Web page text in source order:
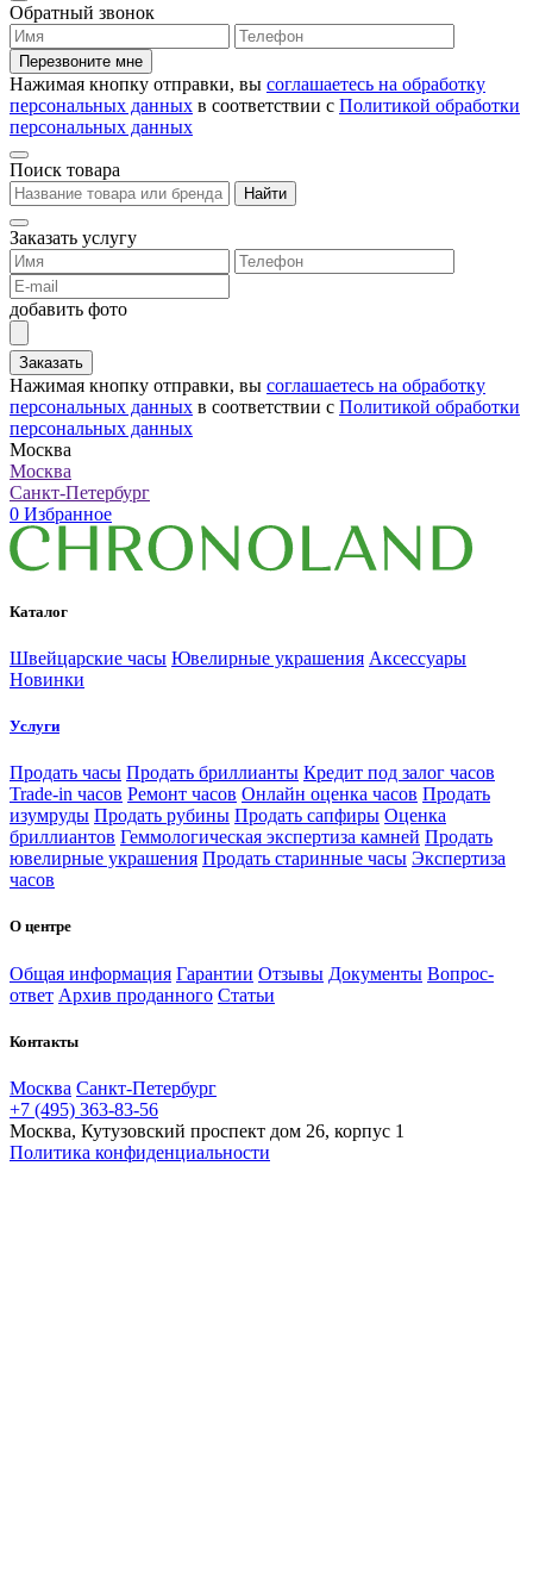
Обратный звонок
Перезвоните мне
Нажимая кнопку отправки, вы соглашаетесь на обработку
персональных данных в соответствии с Политикой обработки
персональных данных
Поиск товара
Найти
Заказать услугу
добавить фото
Заказать
Нажимая кнопку отправки, вы соглашаетесь на обработку
персональных данных в соответствии с Политикой обработки
персональных данных
Москва
Москва
Санкт-Петербург
0 Избранное
Каталог
Швейцарские часы Ювелирные украшения Аксессуары
Новинки
Услуги
Продать часы Продать бриллианты Кредит под залог часов
Trade-in часов Ремонт часов Онлайн оценка часов Продать
изумруды Продать рубины Продать сапфиры Оценка
бриллиантов Геммологическая экспертиза камней Продать
ювелирные украшения Продать старинные часы Экспертиза
часов
О центре
Общая информация Гарантии Отзывы Документы Вопрос-
ответ Архив проданного Статьи
Контакты
Москва Санкт-Петербург
+7 (495) 363-83-56
Москва, Кутузовский проспект дом 26, корпус 1
Политика конфиденциальности